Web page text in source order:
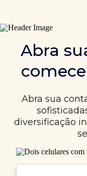
Abra
Abra sua
diversificação